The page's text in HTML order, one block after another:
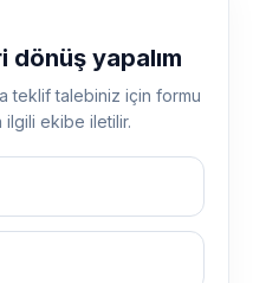
dönüş yapalım
teklif talebiniz için formu
ekibe iletilir.